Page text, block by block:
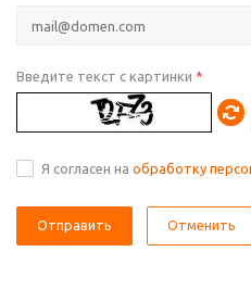
Введите текст с картинки *
Я согласен на обработку
Отменить